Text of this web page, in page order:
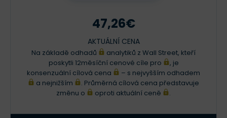
47,26€
AKTUÁLNÍ CENA
Na základě odhadů
analytiků z Wall Street, kteří
poskytli 12měsíční cenové cíle pro
, je
konsenzuální cílová cena
– s nejvyšším odhadem
a nejnižším
. Průměrná cílová cena představuje
změnu o
oproti aktuální ceně .